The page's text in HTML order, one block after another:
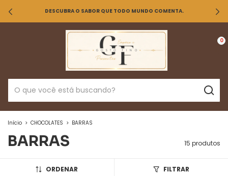
DESCUBRA O SABOR QUE TODO MUNDO COMENTA.
0
Início > CHOCOLATES > BARRAS
BARRAS 15 produtos
ORDENAR FILTRAR